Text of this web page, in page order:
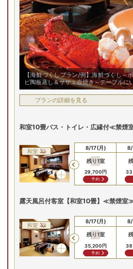
【海鮮づくしプラン/例】海鮮づくし～
ビ陶板蒸し＆サザエ壺焼き～テーブルに
楽しみください！
プランの詳細を見る
和室10畳バス・トイレ・広縁付≪禁煙
和室
Previous
8/15(土) 8/16(日)
8/17(月)
残り1室
29,700円
予約
8/
露天風呂付客室【和室10畳】≪禁煙室
和室
Previous
8/15(土) 8/16(日)
8/17(月)
残り1室
35,200円
予約
8/